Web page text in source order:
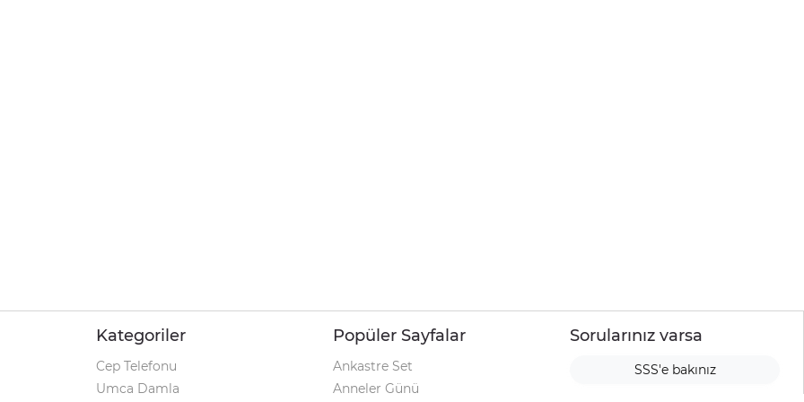
Kategoriler
Cep Telefonu
Umca Damla
Popüler Sayfalar
Ankastre Set
Anneler Günü
Sorularınız varsa
SSS'e bakınız